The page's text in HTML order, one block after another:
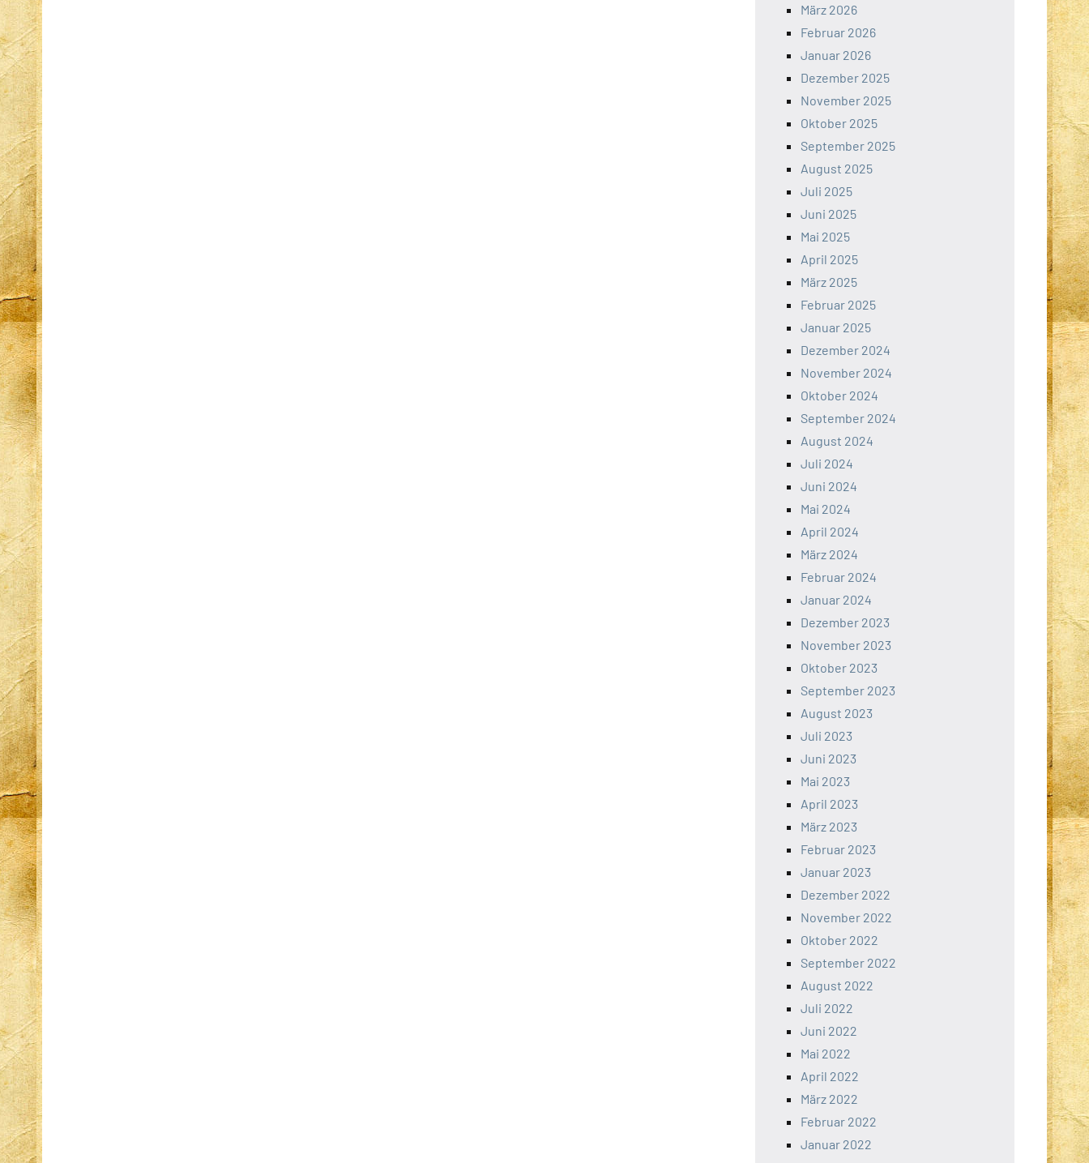
März 2026
Februar 2026
Januar 2026
Dezember 2025
November 2025
Oktober 2025
September 2025
August 2025
Juli 2025
Juni 2025
Mai 2025
April 2025
März 2025
Februar 2025
Januar 2025
Dezember 2024
November 2024
Oktober 2024
September 2024
August 2024
Juli 2024
Juni 2024
Mai 2024
April 2024
März 2024
Februar 2024
Januar 2024
Dezember 2023
November 2023
Oktober 2023
September 2023
August 2023
Juli 2023
Juni 2023
Mai 2023
April 2023
März 2023
Februar 2023
Januar 2023
Dezember 2022
November 2022
Oktober 2022
September 2022
August 2022
Juli 2022
Juni 2022
Mai 2022
April 2022
März 2022
Februar 2022
Januar 2022